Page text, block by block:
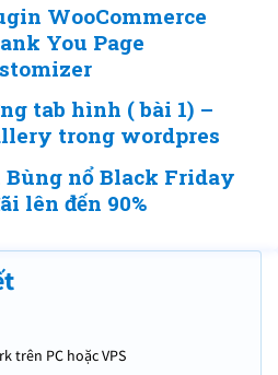
WooCommerce
You Page
tab hình ( bài 1) –
trong wordpres
nổ Black Friday
lên đến 90%
trên PC hoặc VPS